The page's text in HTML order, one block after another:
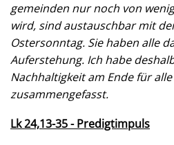
gemeinden nur noch von
wird, sind austauschbar mit
Ostersonntag. Sie haben alle
Auferstehung. Ich habe
Nachhaltigkeit am Ende für
zusammengefasst.
Lk 24,13-35 - Predigtimpuls